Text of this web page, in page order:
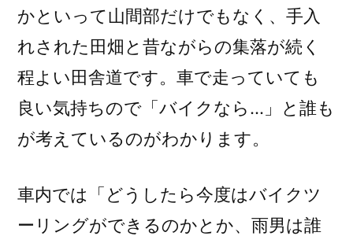
かといって山間部だけでもなく、手入
れされた田畑と昔ながらの集落が続く
程よい田舎道です。車で走っていても
良い気持ちので「バイクなら…」と誰も
が考えているのがわかります。
車内では「どうしたら今度はバイクツ
ーリングができるのかとか、雨男は誰